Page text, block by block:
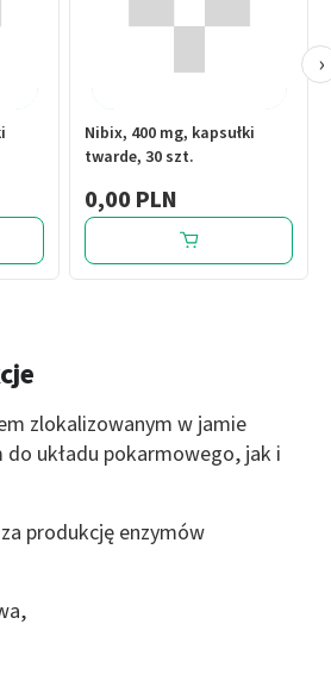
Nibix, 400 mg, kapsułki
twarde, 30 szt.
0,00 PLN
›
zlokalizowanym w jamie
do układu pokarmowego, jak i
produkcję enzymów